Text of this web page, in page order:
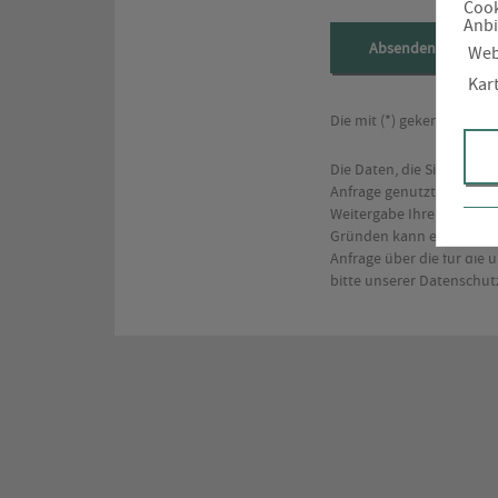
Absenden
Die mit (*)
Die Daten, die Sie hier
Anfrage genutzt. Dabei
Weitergabe Ihrer Daten
Gründen kann eine
Anfrage über die für die
bitte unserer